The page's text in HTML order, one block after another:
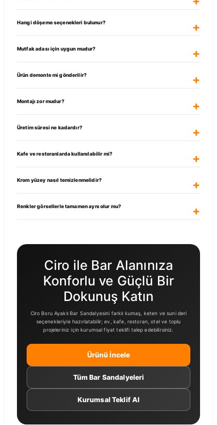
Hangi döşeme seçenekleri bulunur?
Mutfak adası için uygun mudur?
Ürün demonte mi gönderilir?
Montajı zor mudur?
Üretim süresi ne kadardır?
Kafe ve restoranlarda kullanılabilir mi?
Krom yüzey nasıl temizlenmelidir?
Renkler görsellerle tamamen aynı olur mu?
Ciro ile Bar Alanınıza
Konforlu ve Güçlü Bir
Dokunuş Katın
Ciro Boru Ayaklı Bar Sandalyesini farklı kumaş, keten ve suni deri
seçenekleriyle hazırlatabilir; ev, kafe, restoran, otel ve toplu
projeleriniz için kurumsal fiyat teklifi talep edebilirsiniz.
Ürünü İncele
Tüm Bar Sandalyeleri
Kurumsal Teklif Al